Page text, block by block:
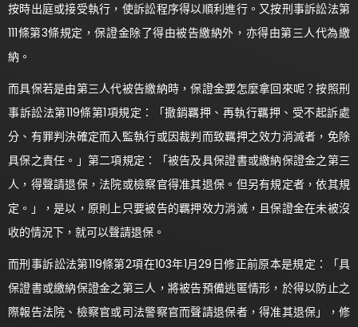
按時出庭或接受執行，使訴訟程序得以順利進行。又按刑事訴訟法第
111條第3條規定，保證金除了得由被告繳納外，亦得由第三人代為繳
納。
而具保若是由第三人代被告繳納時，保證金要怎麼拿回來呢？按照刑
事訴訟法第119條第1項規定：「撤銷羈押、再執行羈押、受不起訴處
分、有罪判決確定而入監執行或因裁判而致羈押之效力消滅者，免除
具保之責任。」第二項規定：「被告及具保證書或繳納保證金之第三
人，得聲請退保，法院或檢察官得准其退保。但另有規定者，依其規
定。」，是以，原則上只要被告的羈押效力消滅，且保證金在未被沒
收的情況下，就可以聲請退保。
而刑事訴訟法第119條第2項在103年1月29日修正前原本是規定：「具
保證書或繳納保證金之第三人，將被告預備逃匿情形，於得以防止之
際報告法院、檢察官或司法警察官而聲請退保者，得准其退保」，修